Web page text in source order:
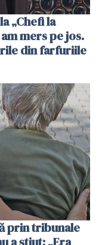
„Chefi la
mers pe jos.
din farfuriile
prin tribunale